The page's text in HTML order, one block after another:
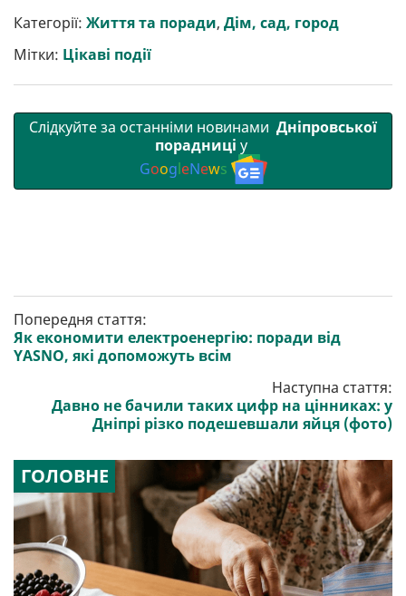
р
и
т
и
b
o
o
k
t
e
r
l g
r
s
A
r l
Категорії: Життя та поради, Дім, сад, город
Мітки: Цікаві події
Слідкуйте за останніми новинами Дніпровської
порадниці у
GoogleNews
Попередня стаття:
Як економити електроенергію: поради від
YASNO, які допоможуть всім
Наступна стаття:
Давно не бачили таких цифр на цінниках: у
Дніпрі різко подешевшали яйця (фото)
ГОЛОВНЕ